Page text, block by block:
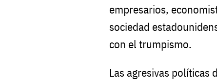
empresarios,
sociedad
con el trumpismo.
Las agresivas políticas